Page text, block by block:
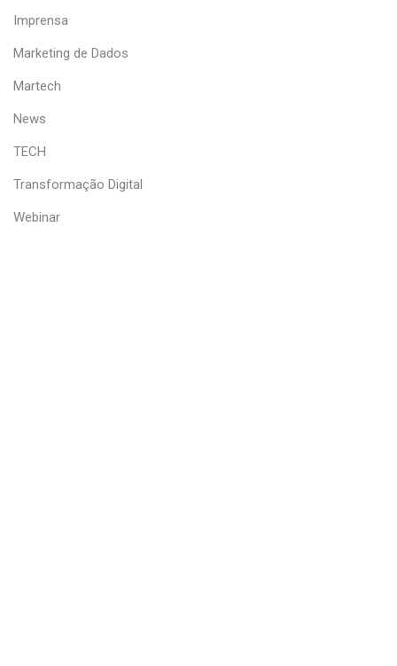
Imprensa
Marketing de Dados
Martech
News
TECH
Transformação Digital
Webinar